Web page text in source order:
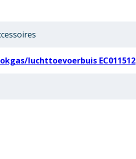
luchttoevoerbuis EC011512